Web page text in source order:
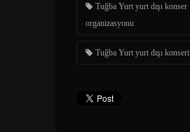
Tuğba Yurt yurt dışı konser
organizasyonu
Tuğba Yurt yurt dışı konseri